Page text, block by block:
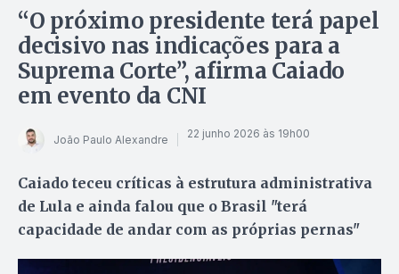
“O próximo presidente terá papel
decisivo nas indicações para a
Suprema Corte”, afirma Caiado
em evento da CNI
João Paulo Alexandre 22 junho 2026 às 19h00
Caiado teceu críticas à estrutura administrativa
de Lula e ainda falou que o Brasil "terá
capacidade de andar com as próprias pernas"